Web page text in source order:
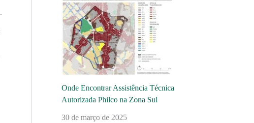
Onde Encontrar Assistência Técnica
Autorizada Philco na Zona Sul
30 de março de 2025